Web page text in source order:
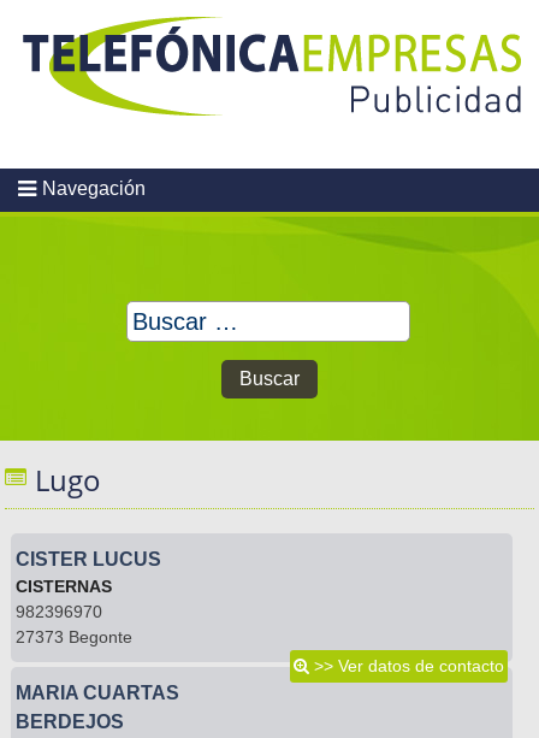
content
Navegación
Buscar:
Lugo
CISTER LUCUS
CISTERNAS
982396970
27373 Begonte
>> Ver datos de contacto
MARIA CUARTAS
BERDEJOS